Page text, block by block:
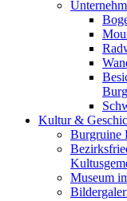
Kultur &
Burgruine
Museum